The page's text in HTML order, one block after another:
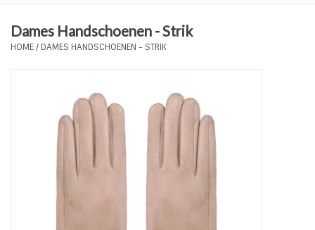
Plus Size Sieraden
Tassen en meer
Haaraccesoires
Dames Handschoenen - Strik
HOME/ DAMES HANDSCHOENEN - STRIK